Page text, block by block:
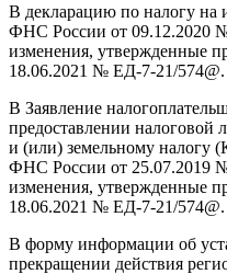
В декларацию по налогу на
ФНС России от 09.12.2020
изменения, утвержденные
18.06.2021 № ЕД-7-21/574@.
В Заявление
предоставлении налоговой
и (или) земельному налогу
ФНС России от 25.07.2019
изменения, утвержденные
18.06.2021 № ЕД-7-21/574@.
В форму информации об
прекращении действия